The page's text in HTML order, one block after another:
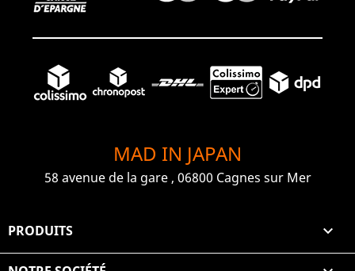
MAD IN JAPAN
58 avenue de la gare , 06800 Cagnes sur Mer
PRODUITS 